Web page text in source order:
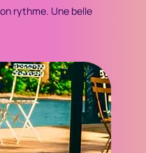
rythme. Une belle